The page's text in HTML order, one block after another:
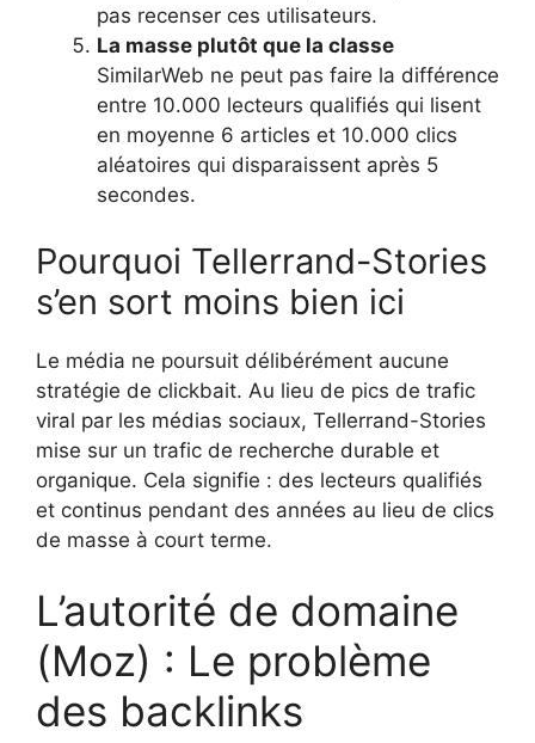
pas recenser ces utilisateurs.
La masse plutôt que la classe
SimilarWeb ne peut pas faire la différence
entre 10.000 lecteurs qualifiés qui lisent
en moyenne 6 articles et 10.000 clics
aléatoires qui disparaissent après 5
secondes.
Pourquoi Tellerrand-Stories
s’en sort moins bien ici
Le média ne poursuit délibérément aucune
stratégie de clickbait. Au lieu de pics de trafic
viral par les médias sociaux, Tellerrand-Stories
mise sur un trafic de recherche durable et
organique. Cela signifie : des lecteurs qualifiés
et continus pendant des années au lieu de clics
de masse à court terme.
L’autorité de domaine
(Moz) : Le problème
des backlinks